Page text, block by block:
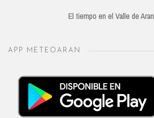
El tiempo en el Valle de Aran
APP METEOARAN